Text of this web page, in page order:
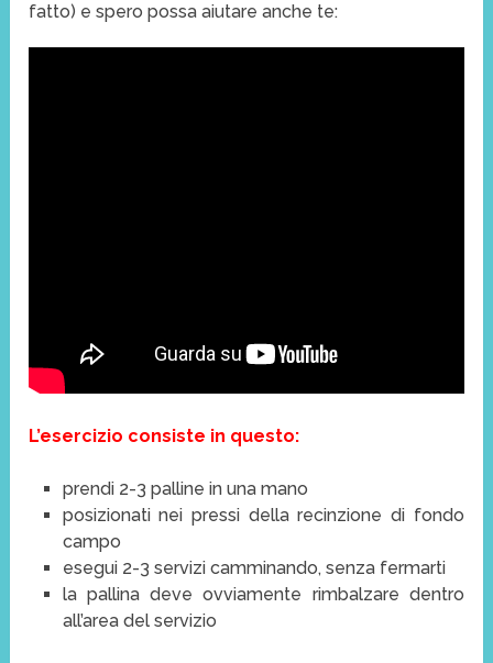
fatto) e spero possa aiutare anche te:
L’esercizio consiste in questo:
prendi 2-3 palline in una mano
posizionati nei pressi della recinzione di fondo
campo
esegui 2-3 servizi camminando, senza fermarti
la pallina deve ovviamente rimbalzare dentro
all’area del servizio